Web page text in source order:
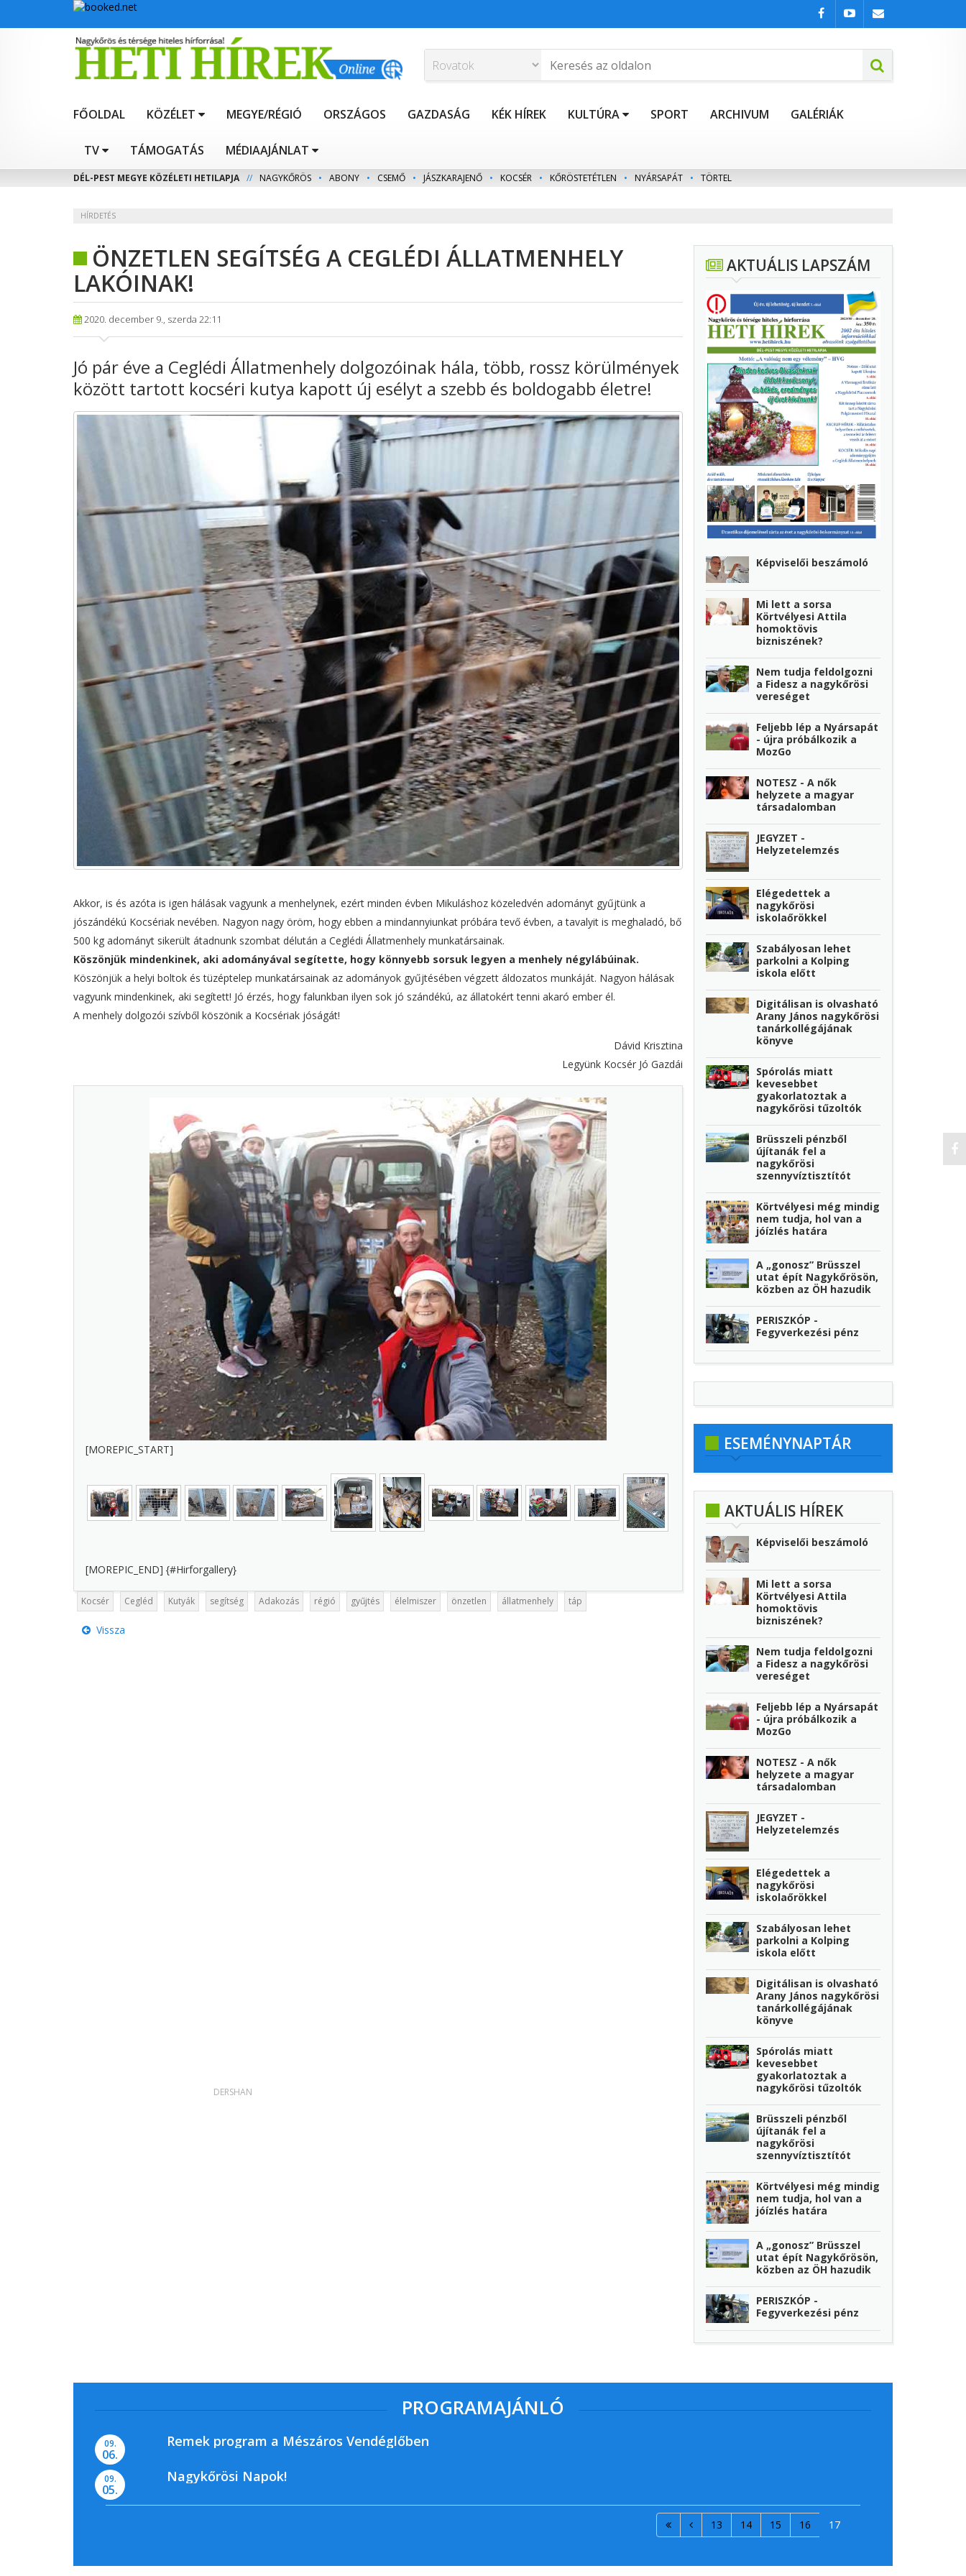
FŐOLDAL KÖZÉLET MEGYE/RÉGIÓ ORSZÁGOS GAZDASÁG KÉK HÍREK KULTÚRA SPORT ARCHIVUM GALÉRIÁK
TV TÁMOGATÁS MÉDIAAJÁNLAT
DÉL-PEST MEGYE KÖZÉLETI HETILAPJA // NAGYKŐRÖS • ABONY • CSEMŐ • JÁSZKARAJENŐ • KOCSÉR • KŐRÖSTETÉTLEN • NYÁRSAPÁT • TÖRTEL
HÍRDETÉS
ÖNZETLEN SEGÍTSÉG A CEGLÉDI ÁLLATMENHELY
LAKÓINAK!
2020. december 9., szerda 22:11
Jó pár éve a Ceglédi Állatmenhely dolgozóinak hála, több, rossz körülmények
között tartott kocséri kutya kapott új esélyt a szebb és boldogabb életre!
Akkor, is és azóta is igen hálásak vagyunk a menhelynek, ezért minden évben Mikuláshoz közeledvén adományt gyűjtünk a
jószándékú Kocsériak nevében. Nagyon nagy öröm, hogy ebben a mindannyiunkat próbára tevő évben, a tavalyit is meghaladó, bő
500 kg adományt sikerült átadnunk szombat délután a Ceglédi Állatmenhely munkatársainak.
Köszönjük mindenkinek, aki adományával segítette, hogy könnyebb sorsuk legyen a menhely négylábúinak.
Köszönjük a helyi boltok és tüzéptelep munkatársainak az adományok gyűjtésében végzett áldozatos munkáját. Nagyon hálásak
vagyunk mindenkinek, aki segített! Jó érzés, hogy falunkban ilyen sok jó szándékú, az állatokért tenni akaró ember él.
A menhely dolgozói szívből köszönik a Kocsériak jóságát!
Dávid Krisztina
Legyünk Kocsér Jó Gazdái
[MOREPIC_START]
[MOREPIC_END] {#Hirforgallery}
Kocsér Cegléd Kutyák segítség Adakozás régió gyűjtés élelmiszer önzetlen állatmenhely táp
Vissza
AKTUÁLIS LAPSZÁM
Képviselői beszámoló
Mi lett a sorsa
Körtvélyesi Attila
homoktövis
bizniszének?
Nem tudja feldolgozni
a Fidesz a nagykőrösi
vereséget
Feljebb lép a Nyársapát
- újra próbálkozik a
MozGo
NOTESZ - A nők
helyzete a magyar
társadalomban
JEGYZET -
Helyzetelemzés
Elégedettek a
nagykőrösi
iskolaőrökkel
Szabályosan lehet
parkolni a Kolping
iskola előtt
Digitálisan is olvasható
Arany János nagykőrösi
tanárkollégájának
könyve
Spórolás miatt
kevesebbet
gyakorlatoztak a
nagykőrösi tűzoltók
Brüsszeli pénzből
újítanák fel a
nagykőrösi
szennyvíztisztítót
Körtvélyesi még mindig
nem tudja, hol van a
jóízlés határa
A „gonosz” Brüsszel
utat épít Nagykőrösön,
közben az ÖH hazudik
PERISZKÓP -
Fegyverkezési pénz
ESEMÉNYNAPTÁR
AKTUÁLIS HÍREK
Képviselői beszámoló
Mi lett a sorsa
Körtvélyesi Attila
homoktövis
bizniszének?
Nem tudja feldolgozni
a Fidesz a nagykőrösi
vereséget
Feljebb lép a Nyársapát
- újra próbálkozik a
MozGo
NOTESZ - A nők
helyzete a magyar
társadalomban
JEGYZET -
Helyzetelemzés
Elégedettek a
nagykőrösi
iskolaőrökkel
Szabályosan lehet
parkolni a Kolping
iskola előtt
Digitálisan is olvasható
Arany János nagykőrösi
tanárkollégájának
könyve
Spórolás miatt
kevesebbet
gyakorlatoztak a
nagykőrösi tűzoltók
Brüsszeli pénzből
újítanák fel a
nagykőrösi
szennyvíztisztítót
Körtvélyesi még mindig
nem tudja, hol van a
jóízlés határa
A „gonosz” Brüsszel
utat épít Nagykőrösön,
közben az ÖH hazudik
PERISZKÓP -
Fegyverkezési pénz
PROGRAMAJÁNLÓ
09.
06.
Remek program a Mészáros Vendéglőben
09.
05.
Nagykőrösi Napok!
13 14 15 16 17
DERSHAN